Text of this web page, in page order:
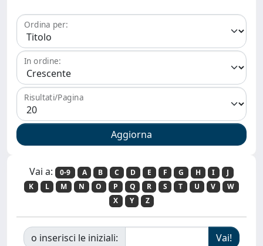
Ordina per:
In ordine:
Risultati/Pagina
Vai a: 0-9 A B C D E F G H I
J
K
L M N O P Q R S T U V
W
X
Y Z
o inserisci le iniziali: